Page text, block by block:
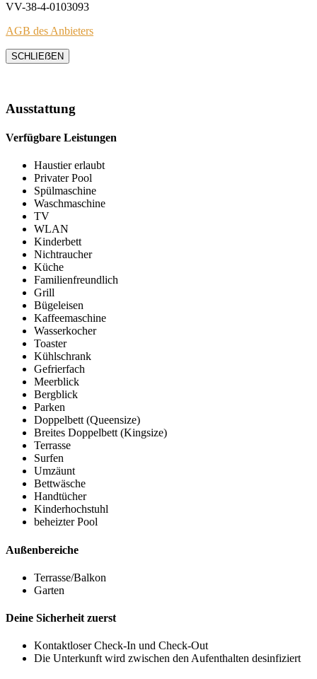
VV-38-4-0103093
AGB des Anbieters
SCHLIEẞEN
Ausstattung
Verfügbare Leistungen
Haustier erlaubt
Privater Pool
Spülmaschine
Waschmaschine
TV
WLAN
Kinderbett
Nichtraucher
Küche
Familienfreundlich
Grill
Bügeleisen
Kaffeemaschine
Wasserkocher
Toaster
Kühlschrank
Gefrierfach
Meerblick
Bergblick
Parken
Doppelbett (Queensize)
Breites Doppelbett (Kingsize)
Terrasse
Surfen
Umzäunt
Bettwäsche
Handtücher
Kinderhochstuhl
beheizter Pool
Außenbereiche
Terrasse/Balkon
Garten
Deine Sicherheit zuerst
Kontaktloser Check-In und Check-Out
Die Unterkunft wird zwischen den Aufenthalten desinfiziert